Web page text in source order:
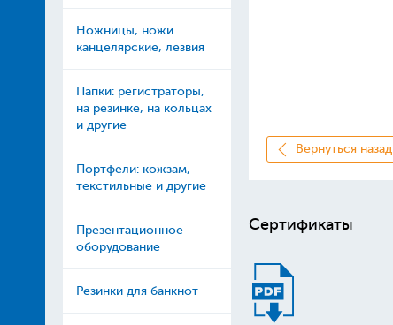
Ножницы, ножи
канцелярские, лезвия
Папки: регистраторы,
на резинке, на кольцах
и другие
Портфели: кожзам,
текстильные и другие
Презентационное
оборудование
Резинки для банкнот
Вернуться назад
Сертификаты